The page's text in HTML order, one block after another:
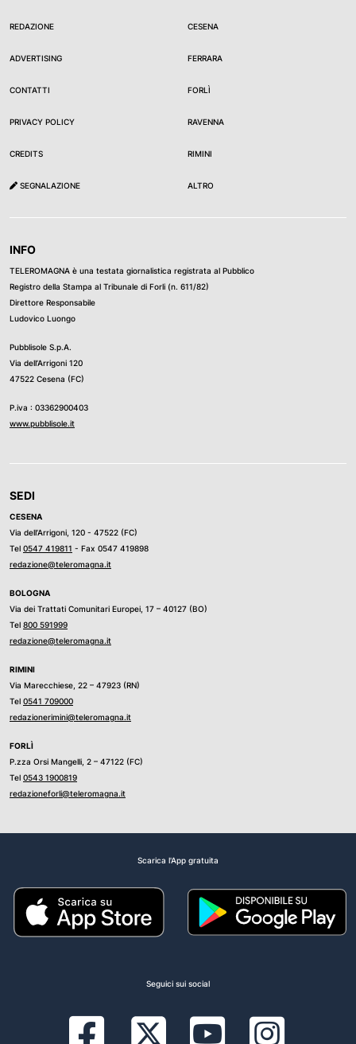
REDAZIONE
ADVERTISING
CONTATTI
PRIVACY POLICY
CREDITS
SEGNALAZIONE
CESENA
FERRARA
FORLÌ
RAVENNA
RIMINI
ALTRO
INFO
TELEROMAGNA è una testata giornalistica registrata al Pubblico
Registro della Stampa al Tribunale di Forli (n. 611/82)
Direttore Responsabile
Ludovico Luongo
Pubblisole S.p.A.
Via dell’Arrigoni 120
47522 Cesena (FC)
P.iva : 03362900403
www.pubblisole.it
SEDI
CESENA
Via dell’Arrigoni, 120 - 47522 (FC)
Tel 0547 419811 - Fax 0547 419898
redazione@teleromagna.it
BOLOGNA
Via dei Trattati Comunitari Europei, 17 – 40127 (BO)
Tel 800 591999
redazione@teleromagna.it
RIMINI
Via Marecchiese, 22 – 47923 (RN)
Tel 0541 709000
redazionerimini@teleromagna.it
FORLÌ
P.zza Orsi Mangelli, 2 – 47122 (FC)
Tel 0543 1900819
redazioneforli@teleromagna.it
Scarica l'App gratuita
Seguici sui social